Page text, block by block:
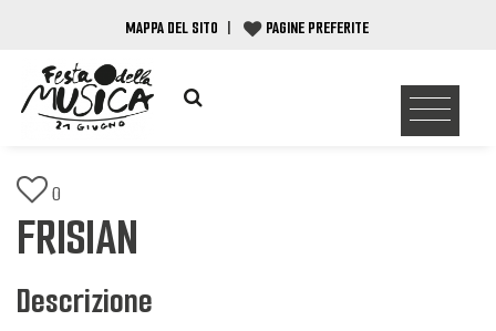
MAPPA DEL SITO | PAGINE PREFERITE
0
FRISIAN
Descrizione